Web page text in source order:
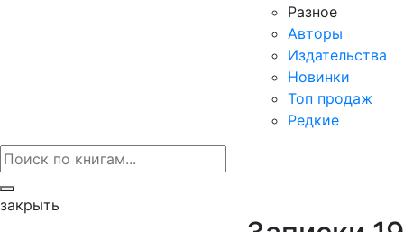
Разное
Авторы
Издательства
Новинки
Топ продаж
Редкие
закрыть